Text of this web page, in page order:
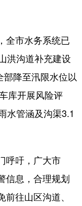
市水务系统已
洪沟道补充建设
降至汛限水位以
库开展风险评
水管涵及沟渠3.1
吁，广大市
信息，合理规划
往山区沟道、